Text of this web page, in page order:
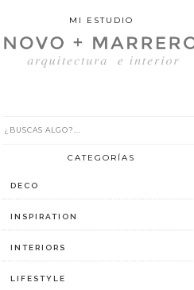
MI ESTUDIO
CATEGORÍAS
DECO
INSPIRATION
INTERIORS
LIFESTYLE